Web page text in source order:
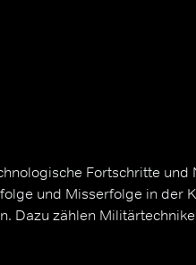
Fortschritte und
und Misserfolge in der
Dazu zählen